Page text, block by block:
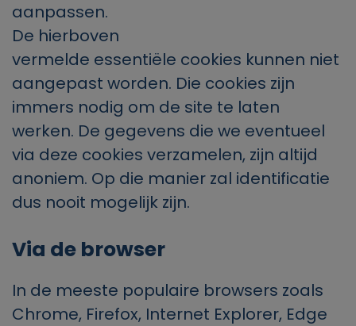
aanpassen.
De hierboven
vermelde essentiële cookies kunnen niet
aangepast worden. Die cookies zijn
immers nodig om de site te laten
werken. De gegevens die we eventueel
via deze cookies verzamelen, zijn altijd
anoniem. Op die manier zal identificatie
dus nooit mogelijk zijn.
Via de browser
In de meeste populaire browsers zoals
Chrome, Firefox, Internet Explorer, Edge